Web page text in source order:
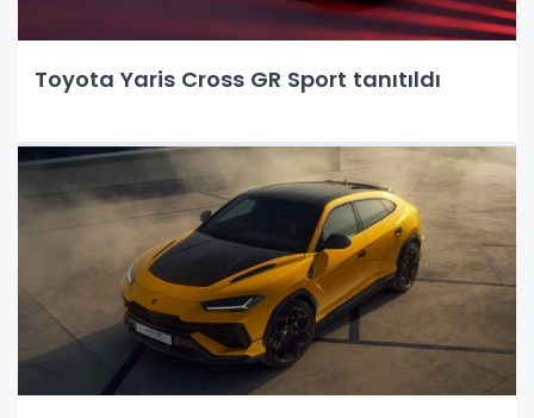
Toyota Yaris Cross GR Sport tanıtıldı